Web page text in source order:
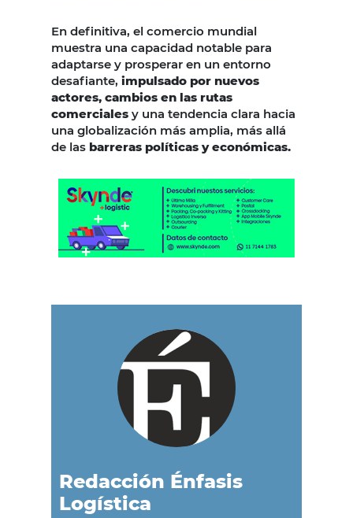
En definitiva, el comercio mundial
muestra una capacidad notable para
adaptarse y prosperar en un entorno
desafiante, impulsado por nuevos
actores, cambios en las rutas
comerciales y una tendencia clara hacia
una globalización más amplia, más allá
de las barreras políticas y económicas.
Redacción Énfasis
Logística